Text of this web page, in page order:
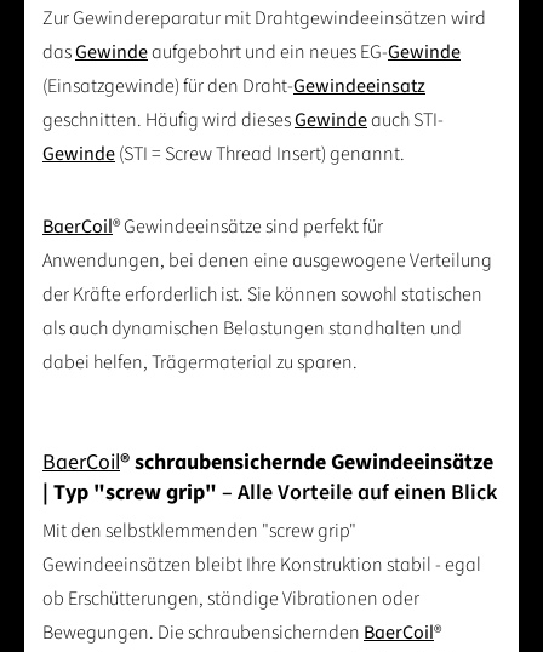
Zur Gewindereparatur mit Drahtgewindeeinsätzen wird
dasGewindeaufgebohrt und ein neues EG-Gewinde
(Einsatzgewinde) für den Draht-Gewindeeinsatz
geschnitten. Häufig wird diesesGewindeauch STI-
Gewinde(STI = Screw Thread Insert) genannt.
BaerCoil® Gewindeeinsätze sind perfekt für
Anwendungen, bei denen eine ausgewogene Verteilung
der Kräfte erforderlich ist. Sie können sowohl statischen
als auch dynamischen Belastungen standhalten und
dabei helfen, Trägermaterial zu sparen.
BaerCoil® schraubensichernde Gewindeeinsätze
| Typ "screw grip" – Alle Vorteile auf einen Blick
Mit den selbstklemmenden "screw grip"
Gewindeeinsätzen bleibt Ihre Konstruktion stabil - egal
ob Erschütterungen, ständige Vibrationen oder
Bewegungen. Die schraubensichernden BaerCoil®